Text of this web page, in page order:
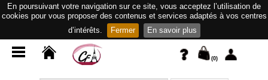
En poursuivant votre navigation sur ce site, vous acceptez l’utilisation de
cookies pour vous proposer des contenus et services adaptés à vos centres
d’intérêts.
Fermer En savoir plus
(0)